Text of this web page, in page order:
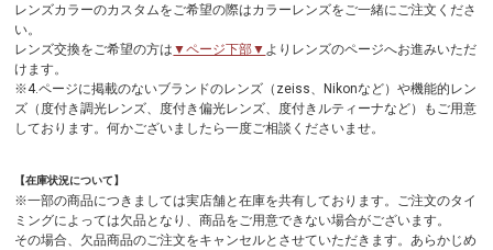
レンズカラーのカスタムをご希望の際はカラーレンズをご一緒にご注文くださ
い。
レンズ交換をご希望の方は ▼ページ下部▼ よりレンズのページへお進みいただ
けます。
※4.ページに掲載のないブランドのレンズ（zeiss、Nikonなど）や機能的レン
ズ（度付き調光レンズ、度付き偏光レンズ、度付きルティーナなど）もご用意
しております。何かございましたら一度ご相談くださいませ。
【在庫状況について】
※一部の商品につきましては実店舗と在庫を共有しております。ご注文のタイ
ミングによっては欠品となり、商品をご用意できない場合がございます。
その場合、欠品商品のご注文をキャンセルとさせていただきます。あらかじめ